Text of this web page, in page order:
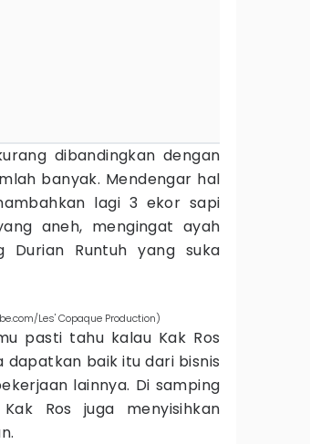
dibandingkan dengan
banyak. Mendengar hal
lagi 3 ekor sapi
aneh, mengingat ayah
Durian Runtuh yang suka
Les' Copaque Production)
pasti tahu kalau Kak Ros
dapatkan baik itu dari bisnis
lainnya. Di samping
Ros juga menyisihkan